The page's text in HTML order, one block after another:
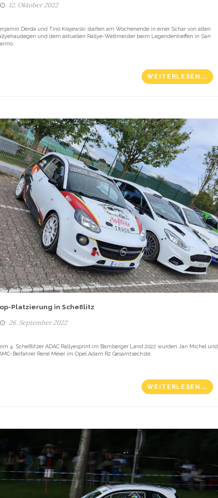
12. Oktober 2022
Derda und Tino Krajewski starten am Wochenende in einer Schar von alten
und dem aktuellen Rallye-Weltmeister beim Legendentreffen in San
WEITERLESEN...
Platzierung in Scheßlitz
26. September 2022
4. Scheßlitzer ADAC Rallyesprint im Bamberger Land 2022 wurden Jan Michel und
Beifahrer René Meier im Opel Adam R2 Gesamtsechste.
WEITERLESEN...